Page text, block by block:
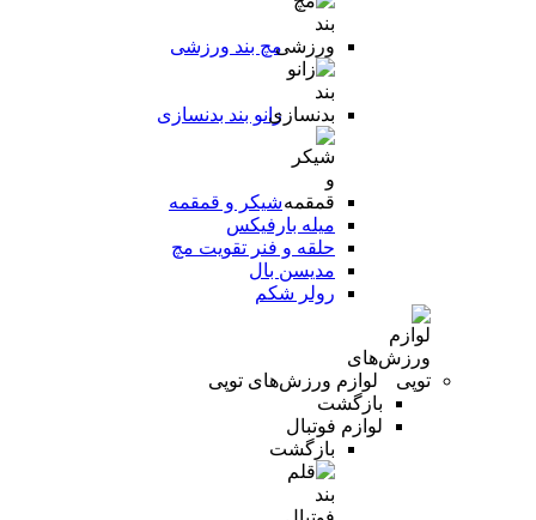
مچ بند ورزشی
زانو بند بدنسازی
شیکر و قمقمه
میله بارفیکس
حلقه و فنر تقویت مچ
مدیسن بال
رولر شکم
لوازم ورزش‌های توپی
بازگشت
لوازم فوتبال
بازگشت